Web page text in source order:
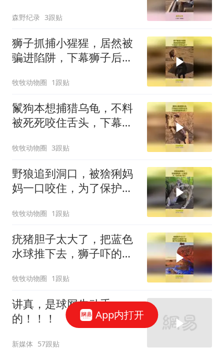
森野纪录 3跟贴
狮子抓捕小猩猩，居然被
骗进陷阱，下幕狮子后悔
牧牧动物圈 1跟贴
鬣狗本想捕猎乌龟，不料
被死死咬住舌头，下幕鬣
牧牧动物圈 3跟贴
野狼追到洞口，被猞猁妈
妈一口咬住，为了保护孩
牧牧动物圈 1跟贴
疣猪胆子太大了，把蓝色
水球推下去，狮子吓的落
牧牧动物圈 1跟贴
讲真，是球网先动手
的！！！
新媒体 57跟贴
App内打开